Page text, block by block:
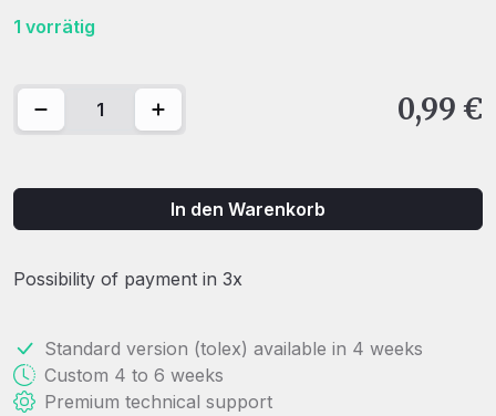
1 vorrätig
Chicken Head Black Menge 0,99 €
In den Warenkorb
Possibility of payment in 3x
Standard version (tolex) available in 4 weeks
Custom 4 to 6 weeks
Premium technical support